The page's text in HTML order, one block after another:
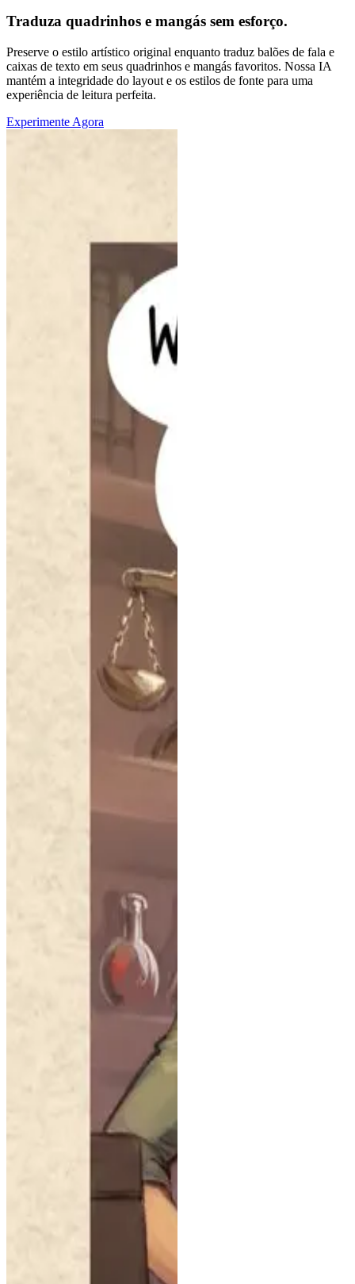
Traduza quadrinhos e mangás sem esforço.
Preserve o estilo artístico original enquanto traduz balões de fala e
caixas de texto em seus quadrinhos e mangás favoritos. Nossa IA
mantém a integridade do layout e os estilos de fonte para uma
experiência de leitura perfeita.
Experimente Agora